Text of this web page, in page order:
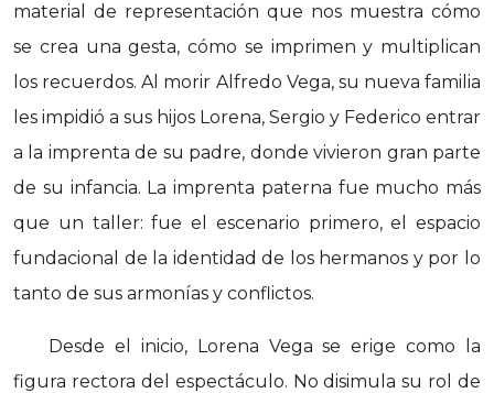
material de representación que nos muestra cómo
se crea una gesta, cómo se imprimen y multiplican
los recuerdos. Al morir Alfredo Vega, su nueva familia
les impidió a sus hijos Lorena, Sergio y Federico entrar
a la imprenta de su padre, donde vivieron gran parte
de su infancia. La imprenta paterna fue mucho más
que un taller: fue el escenario primero, el espacio
fundacional de la identidad de los hermanos y por lo
tanto de sus armonías y conflictos.
Desde el inicio, Lorena Vega se erige como la
figura rectora del espectáculo. No disimula su rol de